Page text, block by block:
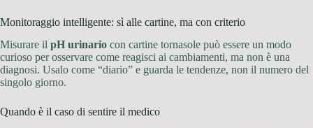
Monitoraggio intelligente: sì alle cartine, ma con criterio
Misurare il pH urinario con cartine tornasole può essere un modo
curioso per osservare come reagisci ai cambiamenti, ma non è una
diagnosi. Usalo come “diario” e guarda le tendenze, non il numero del
singolo giorno.
Quando è il caso di sentire il medico